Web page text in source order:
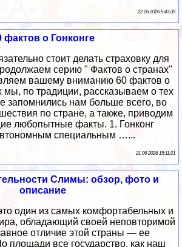
22 06 2026 5:43:35
фактов о Гонконге
стоит делать страховку для
серию " Фактов о странах"
вашему вниманию 60 фактов о
мы, по традиции, рассказываем о тех
запомнились нам больше всего, во
по стране, а также, приводим
любопытные факты. 1. Гонконг
специальным …...
21 06 2026 15:11:21
Слимы: обзор, фото и
описание
один из самых комфортабельных и
обладающий своей неповторимой
отличие этой страны — ее
площади все государство, как наш